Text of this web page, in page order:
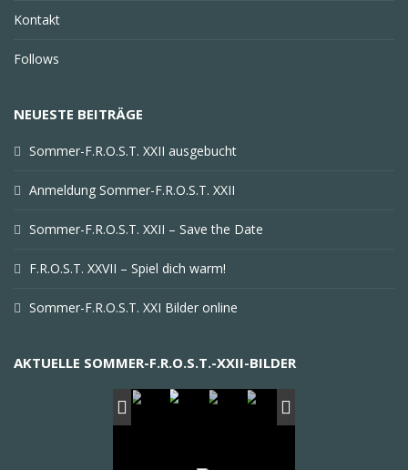
Kontakt
Follows
NEUESTE BEITRÄGE
Sommer-F.R.O.S.T. XXII ausgebucht
Anmeldung Sommer-F.R.O.S.T. XXII
Sommer-F.R.O.S.T. XXII – Save the Date
F.R.O.S.T. XXVII – Spiel dich warm!
Sommer-F.R.O.S.T. XXI Bilder online
AKTUELLE SOMMER-F.R.O.S.T.-XXII-BILDER